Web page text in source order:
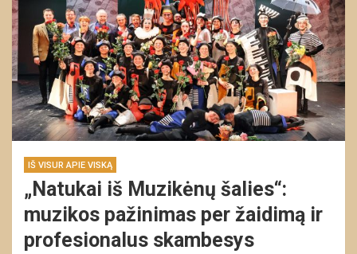
IŠ VISUR APIE VISKĄ
„Natukai iš Muzikėnų šalies“:
muzikos pažinimas per žaidimą ir
profesionalus skambesys